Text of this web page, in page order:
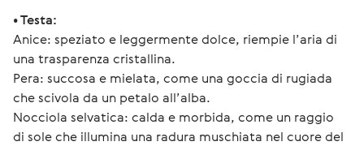
• Testa:
Anice: speziato e leggermente dolce, riempie l’aria di
una trasparenza cristallina.
Pera: succosa e mielata, come una goccia di rugiada
che scivola da un petalo all’alba.
Nocciola selvatica: calda e morbida, come un raggio
di sole che illumina una radura muschiata nel cuore del